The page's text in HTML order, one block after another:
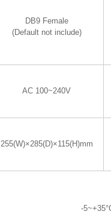
DB9 Female
(Default not include)
AC 100~240V
255(W)×285(D)×115(H)mm
-